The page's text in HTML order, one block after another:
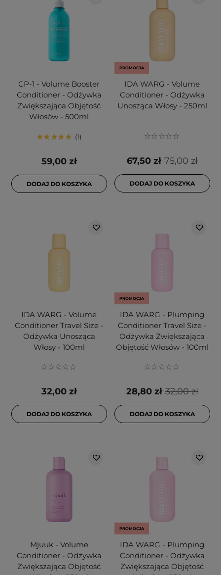
CP-1 - Volume Booster
Conditioner - Odżywka
Zwiększająca Objętość
Włosów - 500ml
1
59,00 zł
DODAJ DO KOSZYKA
PROMOCJA
IDA WARG - Volume
Conditioner - Odżywka
Unosząca Włosy - 250ml
75,00 zł
67,50 zł
DODAJ DO KOSZYKA
IDA WARG - Volume
Conditioner Travel Size -
Odżywka Unosząca
Włosy - 100ml
32,00 zł
DODAJ DO KOSZYKA
PROMOCJA
IDA WARG - Plumping
Conditioner Travel Size -
Odżywka Zwiększająca
Objętość Włosów - 100ml
32,00 zł
28,80 zł
DODAJ DO KOSZYKA
Mjuuk - Volume
Conditioner - Odżywka
Zwiększająca Objętość
PROMOCJA
IDA WARG - Plumping
Conditioner - Odżywka
Zwiększająca Objętość